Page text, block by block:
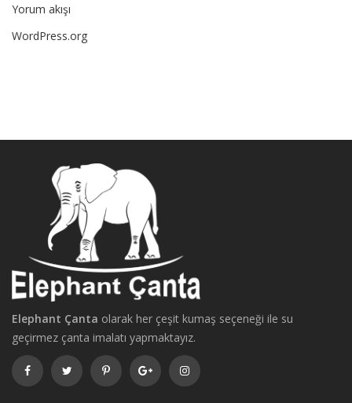
Yorum akışı
WordPress.org
Elephant Çanta olarak her çeşit kumaş seçeneği ile su
geçirmez çanta imalatı yapmaktayız.